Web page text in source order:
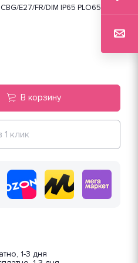
E27/FR/DIM IP65 PLO65WH
В корзину
1 клик
1-3 дня